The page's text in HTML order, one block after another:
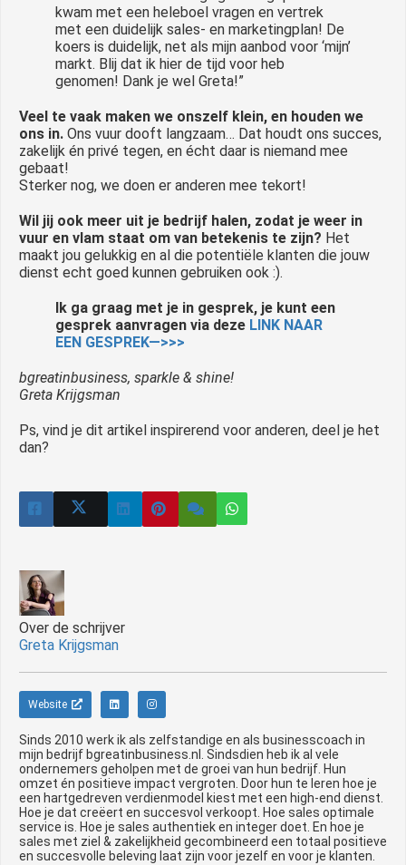
kwam met een heleboel vragen en vertrek
met een duidelijk sales- en marketingplan! De
koers is duidelijk, net als mijn aanbod voor ‘mijn’
markt. Blij dat ik hier de tijd voor heb
genomen! Dank je wel Greta!”
Veel te vaak maken we onszelf klein, en houden we
ons in. Ons vuur dooft langzaam… Dat houdt ons succes,
zakelijk én privé tegen, en écht daar is niemand mee
gebaat!
Sterker nog, we doen er anderen mee tekort!
Wil jij ook meer uit je bedrijf halen, zodat je weer in
vuur en vlam staat om van betekenis te zijn? Het
maakt jou gelukkig en al die potentiële klanten die jouw
dienst echt goed kunnen gebruiken ook :).
Ik ga graag met je in gesprek, je kunt een
gesprek aanvragen via deze LINK NAAR
EEN GESPREK—>>>
bgreatinbusiness, sparkle & shine!
Greta Krijgsman
Ps, vind je dit artikel inspirerend voor anderen, deel je het
dan?
Over de schrijver
Greta Krijgsman
Website
Sinds 2010 werk ik als zelfstandige en als businesscoach in
mijn bedrijf bgreatinbusiness.nl. Sindsdien heb ik al vele
ondernemers geholpen met de groei van hun bedrijf. Hun
omzet én positieve impact vergroten. Door hun te leren hoe je
een hartgedreven verdienmodel kiest met een high-end dienst.
Hoe je dat creëert en succesvol verkoopt. Hoe sales optimale
service is. Hoe je sales authentiek en integer doet. En hoe je
sales met ziel & zakelijkheid gecombineerd een totaal positieve
en succesvolle beleving laat zijn voor jezelf en voor je klanten.